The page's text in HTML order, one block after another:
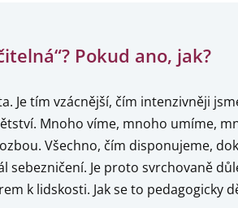
Pokud ano, jak?
Je tím vzácnější, čím intenzivněji
Mnoho víme, mnoho umíme,
Všechno, čím disponujeme,
sebezničení. Je proto svrchovaně
k lidskosti. Jak se to pedagogicky